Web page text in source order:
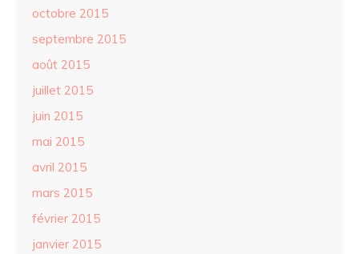
octobre 2015
septembre 2015
août 2015
juillet 2015
juin 2015
mai 2015
avril 2015
mars 2015
février 2015
janvier 2015